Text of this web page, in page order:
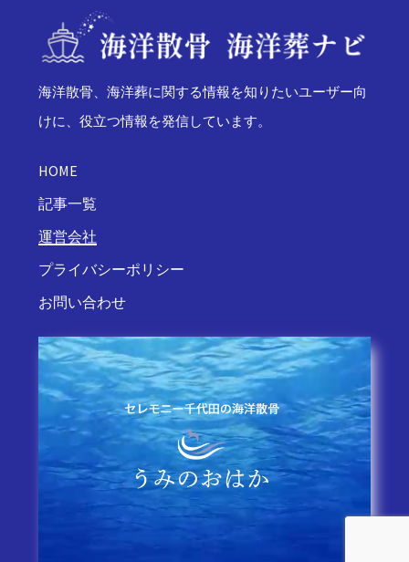
海洋散骨、海洋葬に関する情報を知りたいユーザー向
けに、役立つ情報を発信しています。
HOME
記事一覧
運営会社
プライバシーポリシー
お問い合わせ